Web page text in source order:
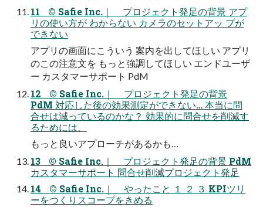
11 © Safie Inc.｜ プロジェクト発足の背景 アプ
リの使い方が わからない カメラのセットアッ プが
できない
アプリの画面にこういう 案内を出してほしい アプリ
のこの注意文を もっと強調してほしい エンドユーザ
ー カスタマーサポート PdM
12 © Safie Inc.｜ プロジェクト発足の背景
PdM 対応した後の効果測定ができない… 本当に問
合せは減っているのかな？ 効果的に問合せを削減す
るためには、
もっと良いアプローチがあるかも…
13 © Safie Inc.｜ プロジェクト発足の背景 PdM
カスタマーサポート 問合せ削減プロジェクト発足
14 © Safie Inc.｜ やったこと １ ２ ３ KPIツリ
ーをつくりスコープをきめる